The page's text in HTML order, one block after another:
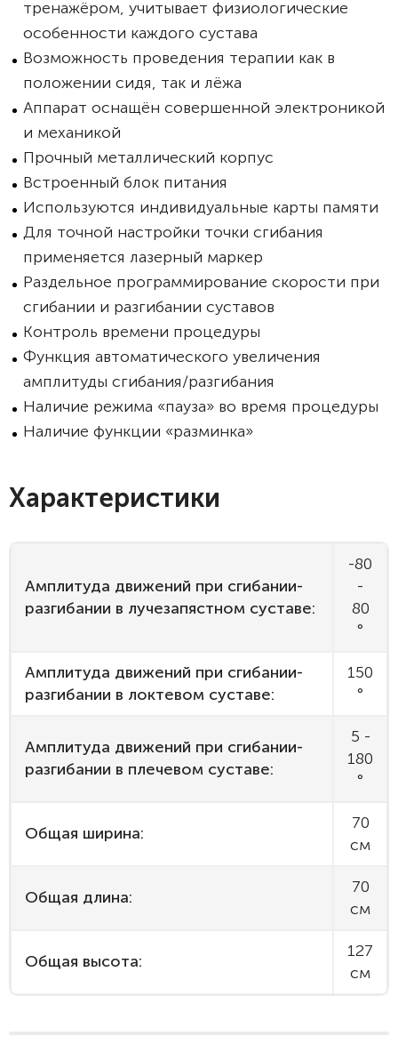
тренажёром, учитывает физиологические
особенности каждого сустава
Возможность проведения терапии как в
положении сидя, так и лёжа
Аппарат оснащён совершенной электроникой
и механикой
Прочный металлический корпус
Встроенный блок питания
Используются индивидуальные карты памяти
Для точной настройки точки сгибания
применяется лазерный маркер
Раздельное программирование скорости при
сгибании и разгибании суставов
Контроль времени процедуры
Функция автоматического увеличения
амплитуды сгибания/разгибания
Наличие режима «пауза» во время процедуры
Наличие функции «разминка»
Характеристики
Амплитуда движений при сгибании-
разгибании в лучезапястном суставе:
-80
-
80
°
Амплитуда движений при сгибании-
разгибании в локтевом суставе:
150
°
Амплитуда движений при сгибании-
разгибании в плечевом суставе:
5 -
180
°
Общая ширина:
70
см
Общая длина:
70
см
Общая высота:
127
см